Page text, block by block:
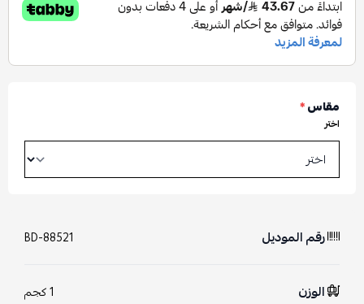
مقاس*
اختر
رقم الموديل BD-88521
الوزن 1 كجم